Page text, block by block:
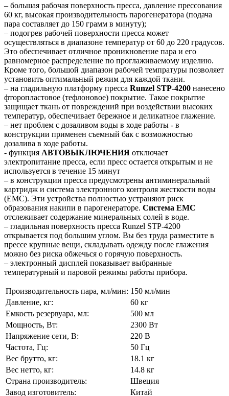
– большая рабочая поверхность пресса, давление прессования
60 кг, высокая производительность парогенератора (подача
пара составляет до 150 грамм в минуту);
– подогрев рабочей поверхности пресса может
осуществляться в диапазоне температур от 60 до 220 градусов.
Это обеспечивает отличное проникновение пара и его
равномерное распределение по проглаживаемому изделию.
Кроме того, большой диапазон рабочей темпратуры позволяет
установить оптимальный режим для каждой ткани.
– на гладильную платформу пресса Runzel STP-4200 нанесено
фторопластовое (тефлоновое) покрытие. Такое покрытие
защищает ткань от повреждений при воздействии высоких
температур, обеспечивает бережное и деликатное глажение.
– нет проблем с дозаливом воды в ходе работы - в
конструкции применен съемный бак с возможностью
дозалива в ходе работы.
- функция АВТОВЫКЛЮЧЕНИЯ отключает
электропитание пресса, если пресс остается открытым и не
используется в течение 15 минут
– в конструкции пресса предусмотрены антиминеральный
картридж и система электронного контроля жесткости воды
(ЕМС). Эти устройства полностью устраняют риск
образования накипи в парогенераторе. Система EMC
отслеживает содержание минеральных солей в воде.
– гладильная поверхность пресса Runzel STP-4200
открывается под большим углом. Вы без труда разместите в
прессе крупные вещи, складывать одежду после глажения
можно без риска обжечься о горячую поверхность.
– электронный дисплей показывает выбранные
температурный и паровой режимы работы прибора.
Производительность пара, мл/мин: 150 мл/мин
Давление, кг:
60 кг
Емкость резервуара, мл:
500 мл
Мощность, Вт:
2300 Вт
Напряжение сети, В:
220 В
Частота, Гц:
50 Гц
Вес брутто, кг:
18.1 кг
Вес нетто, кг:
14.8 кг
Страна производитель:
Швеция
Завод изготовитель:
Китай